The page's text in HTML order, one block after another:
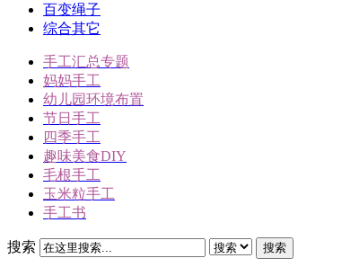
百变绳子
综合其它
手工汇总专题
妈妈手工
幼儿园环境布置
节日手工
四季手工
趣味美食DIY
毛根手工
玉米粒手工
手工书
搜索 搜索